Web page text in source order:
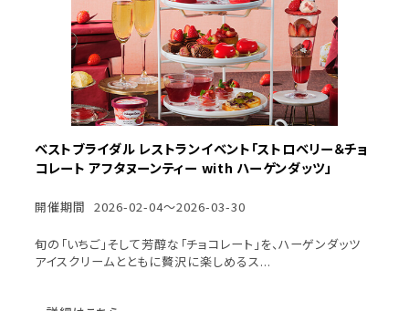
ベストブライダル レストランイベント「ストロベリー＆チョ
コレート アフタヌーンティー with ハーゲンダッツ」
開催期間 2026-02-04～2026-03-30
旬の「いちご」そして芳醇な「チョコレート」を、ハーゲンダッツ
アイスクリームとともに贅沢に楽しめるス...